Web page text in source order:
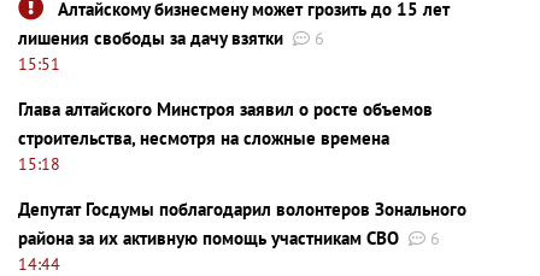
Алтайскому бизнесмену может грозить до 15 лет
лишения свободы за дачу взятки
6
15:51
Глава алтайского Минстроя заявил о росте объемов
строительства, несмотря на сложные времена
15:18
Депутат Госдумы поблагодарил волонтеров Зонального
района за их активную помощь участникам СВО
6
14:44